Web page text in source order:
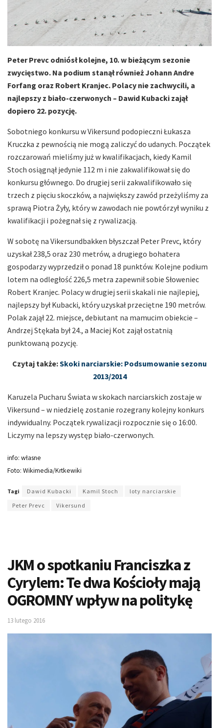
Peter Prevc odniósł kolejne, 10. w bieżącym sezonie
zwycięstwo. Na podium stanął również Johann Andre
Forfang oraz Robert Kranjec. Polacy nie zachwycili, a
najlepszy z biało-czerwonych – Dawid Kubacki zajął
dopiero 22. pozycję.
Sobotniego konkursu w Vikersund podopieczni Łukasza
Kruczka z pewnością nie mogą zaliczyć do udanych. Początek
rozczarowań mieliśmy już w kwalifikacjach, kiedy Kamil
Stoch osiągnął jedynie 112 m i nie zakwalifikował się do
konkursu głównego. Do drugiej serii zakwalifikowało się
trzech z pięciu skoczków, a największy zawód przeżyliśmy za
sprawą Piotra Żyły, który w zawodach nie powtórzył wyniku z
kwalifikacji i pożegnał się z rywalizacją.
W sobotę na Vikersundbakken błyszczał Peter Prevc, który
uzyskał 238,5 oraz 230 metrów, a drugiego bohatera
gospodarzy wyprzedził o ponad 18 punktów. Kolejne podium
lotem na odległość 226,5 metra zapewnił sobie Słoweniec
Robert Kranjec. Polacy w drugiej serii skakali nie najlepiej,
najlepszy był Kubacki, który uzyskał przeciętne 190 metrów.
Polak zajął 22. miejsce, debiutant na mamucim obiekcie –
Andrzej Stękała był 24., a Maciej Kot zajął ostatnią
punktowaną pozycję.
Czytaj także:Skoki narciarskie: Podsumowanie sezonu
2013/2014
Karuzela Pucharu Świata w skokach narciarskich zostaje w
Vikersund – w niedzielę zostanie rozegrany kolejny konkurs
indywidualny. Początek rywalizacji rozpocznie się o 16:00.
Liczymy na lepszy występ biało-czerwonych.
info: własne
Foto: Wikimedia/Krtkewiki
Tagi Dawid Kubacki Kamil Stoch
loty narciarskie
Peter Prevc
Vikersund
JKM o spotkaniu Franciszka z
Cyrylem: Te dwa Kościoły mają
OGROMNY wpływ na politykę
13 lutego 2016